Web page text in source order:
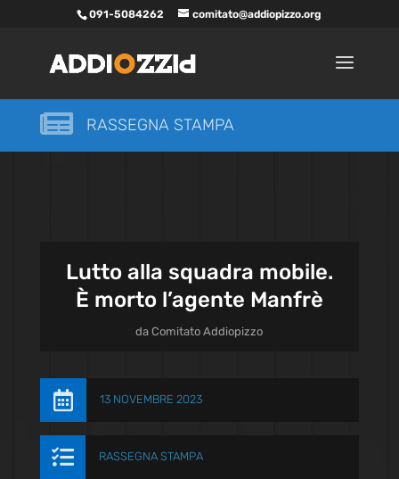
091-5084262 comitato@addiopizzo.org
 RASSEGNA STAMPA
Lutto alla squadra mobile.
È morto l’agente Manfrè
daComitato Addiopizzo
 13 NOVEMBRE 2023
 RASSEGNA STAMPA